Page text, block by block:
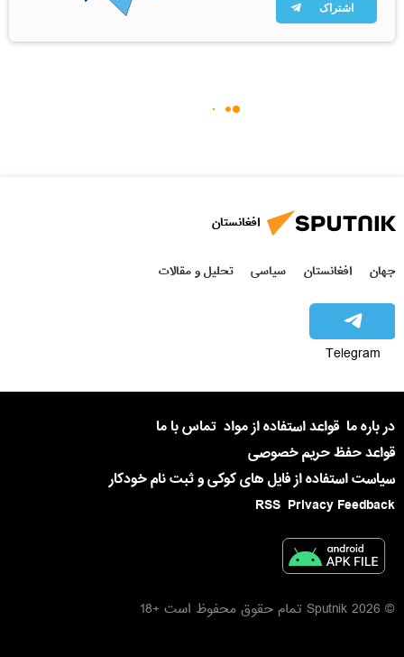
اشتراک
افغانستان
جهان افغانستان سیاسی تحلیل و مقالات
Telegram
در باره ما قواعد استفاده از مواد تماس با ما
قواعد حفظ حریم خصوصی
سیاست استفاده از فایل های کوکی و ثبت نام خودکار
Privacy Feedback
RSS
© 2026 Sputnik تمام حقوق محفوظ است +18